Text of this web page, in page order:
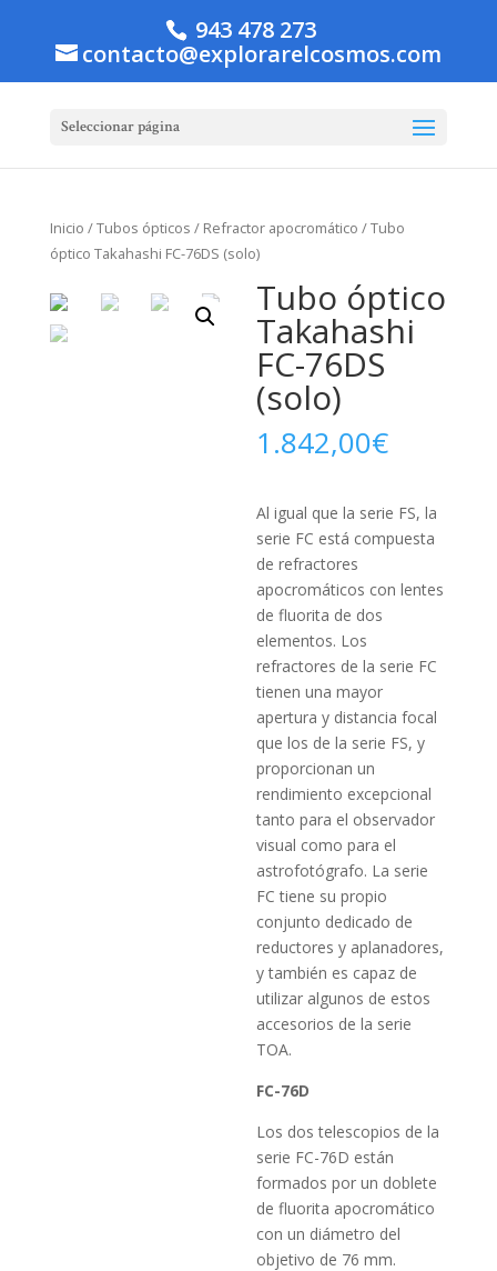
943 478 273
contacto@explorarelcosmos.com
Seleccionar página
Inicio /Tubos ópticos / Refractor apocromático / Tubo
óptico Takahashi FC-76DS (solo)
Tubo óptico
Takahashi
FC-76DS
(solo)
1.842,00€
Al igual que la serie FS, la
serie FC está compuesta
de refractores
apocromáticos con lentes
de fluorita de dos
elementos. Los
refractores de la serie FC
tienen una mayor
apertura y distancia focal
que los de la serie FS, y
proporcionan un
rendimiento excepcional
tanto para el observador
visual como para el
astrofotógrafo. La serie
FC tiene su propio
conjunto dedicado de
reductores y aplanadores,
y también es capaz de
utilizar algunos de estos
accesorios de la serie
TOA.
FC-76D
Los dos telescopios de la
serie FC-76D están
formados por un doblete
de fluorita apocromático
con un diámetro del
objetivo de 76 mm.